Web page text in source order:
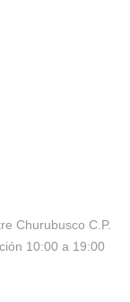
Churubusco C.P.
10:00 a 19:00